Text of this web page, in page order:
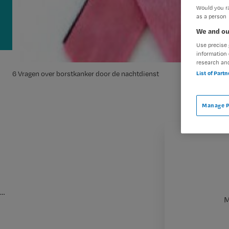
6 Vragen over borstkanker door de nachtdienst
…
Would you
as a person
We and
Use
information
research
List of
Manage